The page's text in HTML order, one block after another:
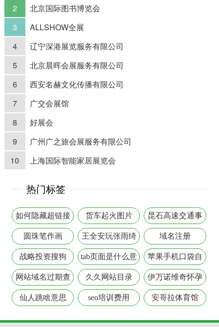
2
北京国际图书博览会
3
ALLSHOW全展
4
辽宁深港展览服务有限公司
5
北京晨晖会展服务有限公司
6
西安名赫文化传播有限公司
7
广交会展馆
8
好展会
9
广州广之旅会展服务有限公司
10
上海国际智能家居展览会
热门标签
如何隐藏超链接 货车起火图片
昆石高速交通事
故
圆珠笔作画
王全安玩张雨绮
照片
域名注册
战略投资搜狗
tab页面是什么意
思
苹果手机口袋自
燃
网站域名过期查
询
久久网站目录 伊万诺维奇怀孕
仙人跳啥意思 seo培训费用 安哥拉体育馆